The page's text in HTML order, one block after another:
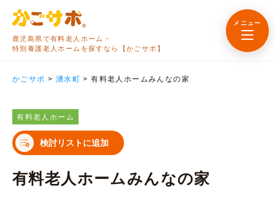
鹿児島県で有料老人ホーム・
特別養護老人ホームを探すなら【かごサポ】
メニュー
かごサポ > 湧水町 >有料老人ホームみんなの家
有料老人ホーム
検討リストに追加
有料老人ホームみんなの家